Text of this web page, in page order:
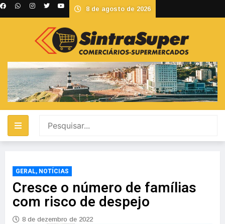
8 de agosto de 2026
GERAL, NOTÍCIAS
Cresce o número de famílias
com risco de despejo
8 de dezembro de 2022